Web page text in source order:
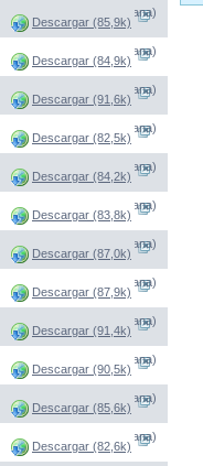
Descargar (85,9k)
(Abre una nueva ventana)
Descargar (84,9k)
(Abre una nueva ventana)
Descargar (91,6k)
(Abre una nueva ventana)
Descargar (82,5k)
(Abre una nueva ventana)
Descargar (84,2k)
(Abre una nueva ventana)
Descargar (83,8k)
(Abre una nueva ventana)
Descargar (87,0k)
(Abre una nueva ventana)
Descargar (87,9k)
(Abre una nueva ventana)
Descargar (91,4k)
(Abre una nueva ventana)
Descargar (90,5k)
(Abre una nueva ventana)
Descargar (85,6k)
(Abre una nueva ventana)
Descargar (82,6k)
(Abre una nueva ventana)